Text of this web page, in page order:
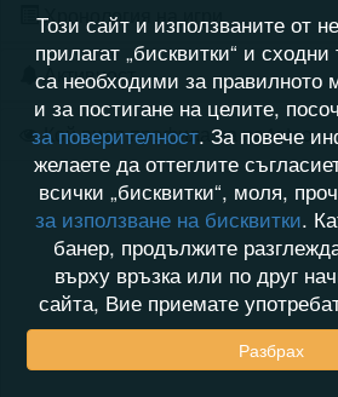
Хронология на игри
Активност
Кой видя профила на na4etoo
Този сайт и използваните от
прилагат „бисквитки“ и
са необходими за правилното
и за постигане на целите,
за поверителност. За повече
желаете да оттеглите
всички „бисквитки“, моля,
за използване на бисквитки.
банер, продължите
върху връзка или по друг
сайта, Вие приемате
Разбрах